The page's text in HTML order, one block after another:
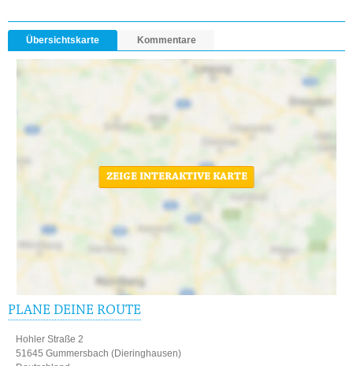
Übersichtskarte Kommentare
ZEIGE INTERAKTIVE KARTE
PLANE DEINE ROUTE
Hohler Straße 2
51645 Gummersbach (Dieringhausen)